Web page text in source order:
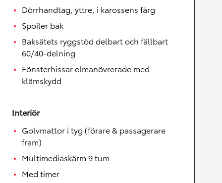
Dörrhandtag, yttre, i karossens färg
Spoiler bak
Baksätets ryggstöd delbart och fällbart
60/40-delning
Fönsterhissar elmanövrerade med
klämskydd
Interiör
Golvmattor i tyg (förare & passagerare
fram)
Multimediaskärm 9 tum
Med timer